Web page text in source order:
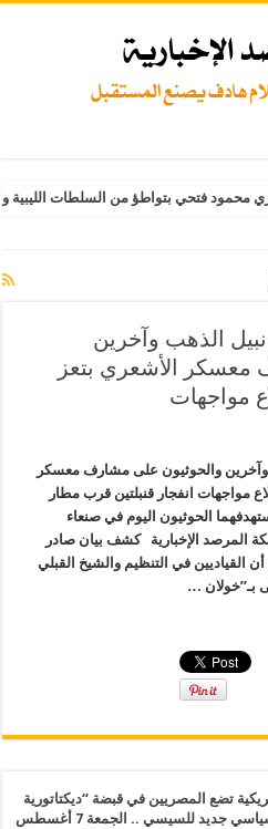
محمود فتحي بتواطؤ من السلطات
الذهب وآخرين
معسكر الأشعري بتعز
مواجهات
وآخرين والحوثيون على مشارف معسكر
مواجهات انفجار قنبلتين قرب مطار
الحوثيون اليوم في صنعاء
الإخبارية كشف بيان صادر
القياديين في التنظيم والشيخ القبلي
بـ”خولان …
تضع المصريين في قبضة “ديكتاتورية
عسكرية” عبد الرحمن السيد صداع سياسي جديد للسيسي .. الجمعة 7 أغسطس